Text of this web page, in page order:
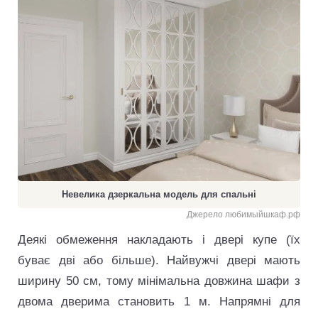
Невелика дзеркальна модель для спальні
Джерело любимыйшкаф.рф
Деякі обмеження накладають і двері купе (їх
буває дві або більше). Найвужчі двері мають
ширину 50 см, тому мінімальна довжина шафи з
двома дверима становить 1 м. Напрямні для